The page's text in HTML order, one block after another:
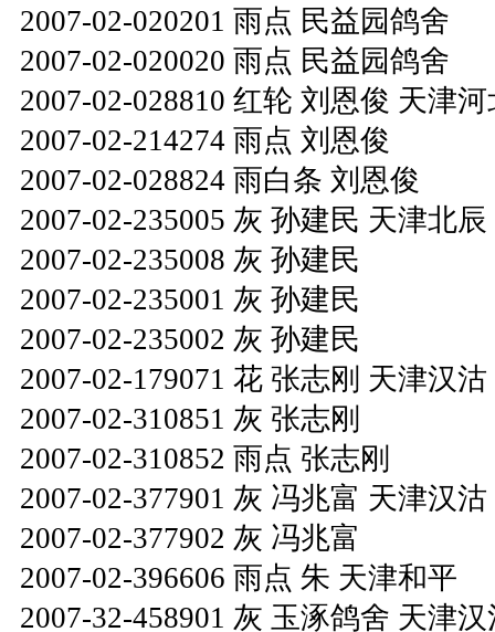
2007-02-020201 雨点 民益园鸽舍
2007-02-020020 雨点 民益园鸽舍
2007-02-028810 红轮 刘恩俊 天津河
2007-02-214274 雨点 刘恩俊
2007-02-028824 雨白条 刘恩俊
2007-02-235005 灰 孙建民 天津北辰
2007-02-235008 灰 孙建民
2007-02-235001 灰 孙建民
2007-02-235002 灰 孙建民
2007-02-179071 花 张志刚 天津汉沽
2007-02-310851 灰 张志刚
2007-02-310852 雨点 张志刚
2007-02-377901 灰 冯兆富 天津汉沽
2007-02-377902 灰 冯兆富
2007-02-396606 雨点 朱 天津和平
2007-32-458901 灰 玉涿鸽舍 天津汉